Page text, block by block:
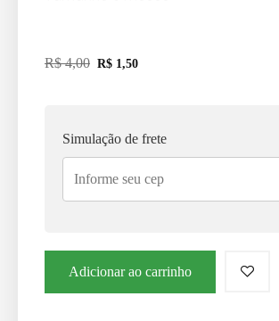
R$4,00 R$ 1,50
Simulação de frete
Adicionar ao carrinho